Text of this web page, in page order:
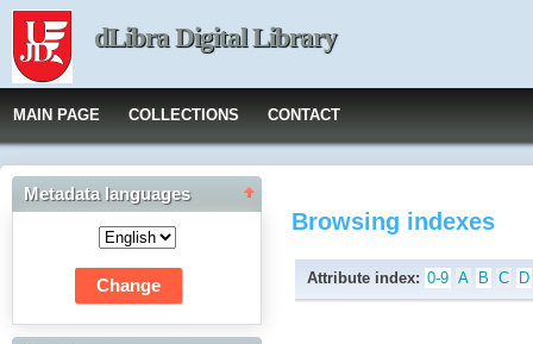
dLibra Digital Library
MAIN PAGE COLLECTIONS CONTACT
Metadata languages
Browsing indexes
Attribute index: 0-9 A B C D